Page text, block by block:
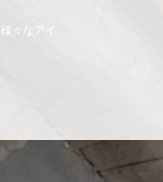
々なアイ